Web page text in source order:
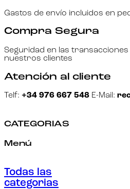
Gastos de envío incluidos en
Compra Segura
Seguridad en las
nuestros clientes
Atención al cliente
Telf: +34 976 667 548 E-Mail:
CATEGORIAS
Menú
Todas las
categorias